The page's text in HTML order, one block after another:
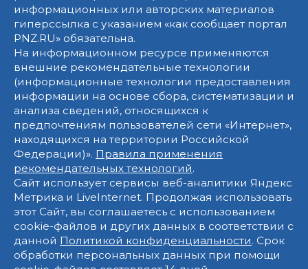
информационных или авторских материалов
гиперссылка с указанием «как сообщает портал
PNZ.RU» обязательна.
На информационном ресурсе применяются
внешние рекомендательные технологии
(информационные технологии предоставления
информации на основе сбора, систематизации и
анализа сведений, относящихся к
предпочтениям пользователей сети «Интернет»,
находящихся на территории Российской
Федерации)». Правила применения
рекомендательных технологий.
Сайт использует сервисы веб-аналитики Яндекс
Метрика и LiveInternet. Продолжая использовать
этот Сайт, вы соглашаетесь с использованием
cookie-файлов и других данных в соответствии с
данной Политикой конфиденциальности. Срок
обработки персональных данных при помощи